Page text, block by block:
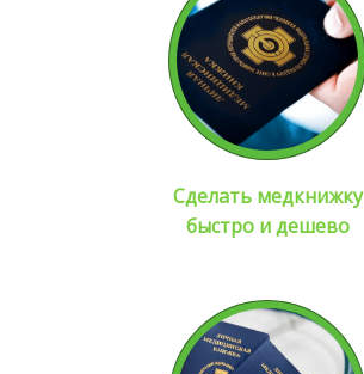
Сделать медкнижку
быстро и дешево